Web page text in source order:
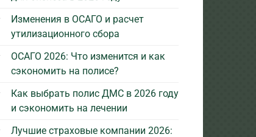
Изменения в ОСАГО и расчет
утилизационного сбора
ОСАГО 2026: Что изменится и как
сэкономить на полисе?
Как выбрать полис ДМС в 2026 году
и сэкономить на лечении
Лучшие страховые компании 2026: